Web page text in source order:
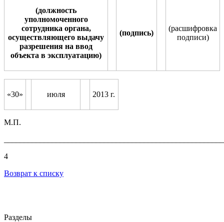
(должность
уполномоченного
сотрудника органа,
осуществляющего выдачу
разрешения на ввод
объекта в эксплуатацию)
(подпись)
(расшифровка
подписи)
«30» июля 2013 г.
М.П.
4
Возврат к списку
Разделы